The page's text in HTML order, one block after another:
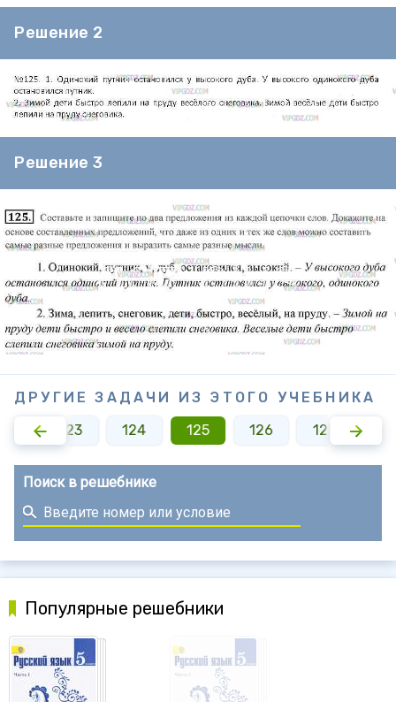
Решение 2
Решение 3
ДРУГИЕ ЗАДАЧИ ИЗ ЭТОГО УЧЕБНИКА
123 124 125 126 127
Поиск в решебнике
Популярные решебники